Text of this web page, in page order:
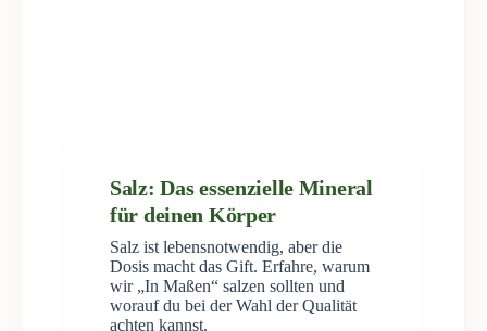
Salz: Das essenzielle Mineral
für deinen Körper
Salz ist lebensnotwendig, aber die
Dosis macht das Gift. Erfahre, warum
wir „In Maßen“ salzen sollten und
worauf du bei der Wahl der Qualität
achten kannst.